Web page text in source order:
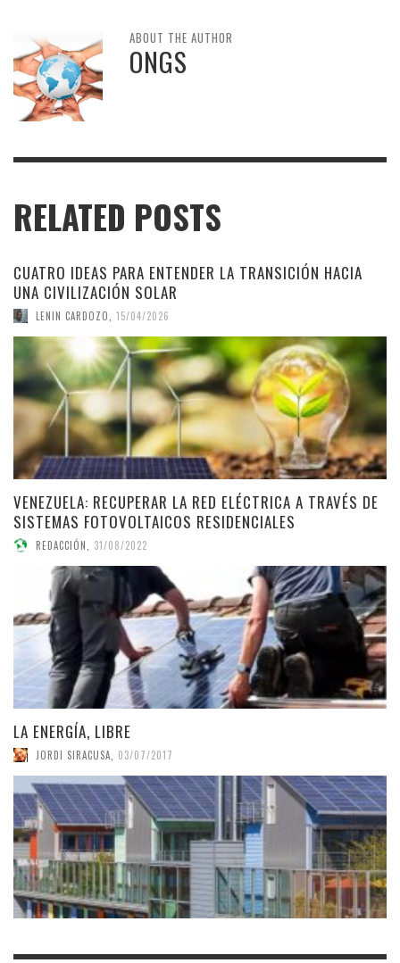
ABOUT THE AUTHOR
ONGS
RELATED POSTS
CUATRO IDEAS PARA ENTENDER LA TRANSICIÓN HACIA
UNA CIVILIZACIÓN SOLAR
LENIN CARDOZO 15/04/2026
VENEZUELA: RECUPERAR LA RED ELÉCTRICA A TRAVÉS DE
SISTEMAS FOTOVOLTAICOS RESIDENCIALES
REDACCIÓN 31/08/2022
LA ENERGÍA, LIBRE
JORDI SIRACUSA 03/07/2017